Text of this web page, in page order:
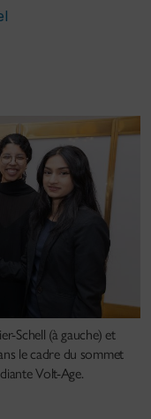
Schell (à gauche) et
le cadre du sommet
Volt-Age.